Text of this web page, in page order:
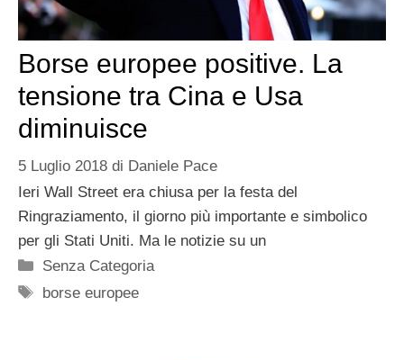
Borse europee positive. La
tensione tra Cina e Usa
diminuisce
5 Luglio 2018 di Daniele Pace
Ieri Wall Street era chiusa per la festa del
Ringraziamento, il giorno più importante e simbolico
per gli Stati Uniti. Ma le notizie su un
Categorie
Senza Categoria
Tag
borse europee